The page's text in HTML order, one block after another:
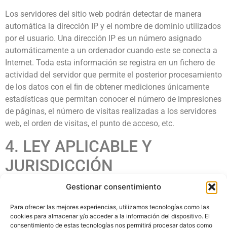
Gestionar consentimiento
Para ofrecer las mejores experiencias, utilizamos tecnologías como las
cookies para almacenar y/o acceder a la información del dispositivo. El
consentimiento de estas tecnologías nos permitirá procesar datos como
Los servidores del sitio web podrán detectar de manera
automática la dirección IP y el nombre de dominio utilizados
por el usuario. Una dirección IP es un número asignado
automáticamente a un ordenador cuando este se conecta a
Internet. Toda esta información se registra en un fichero de
actividad del servidor que permite el posterior procesamiento
de los datos con el ﬁn de obtener mediciones únicamente
estadísticas que permitan conocer el número de impresiones
de páginas, el número de visitas realizadas a los servidores
web, el orden de visitas, el punto de acceso, etc.
4. LEY APLICABLE Y
JURISDICCIÓN
Para la resolución de todas las controversias o cuestiones
en él desarrolladas, será de aplicación la legislación
española, a la que se someten expresamente las partes,